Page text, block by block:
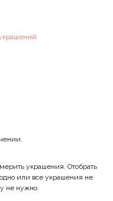
украшения. Отобрать
одно или все украшения не
не нужно.